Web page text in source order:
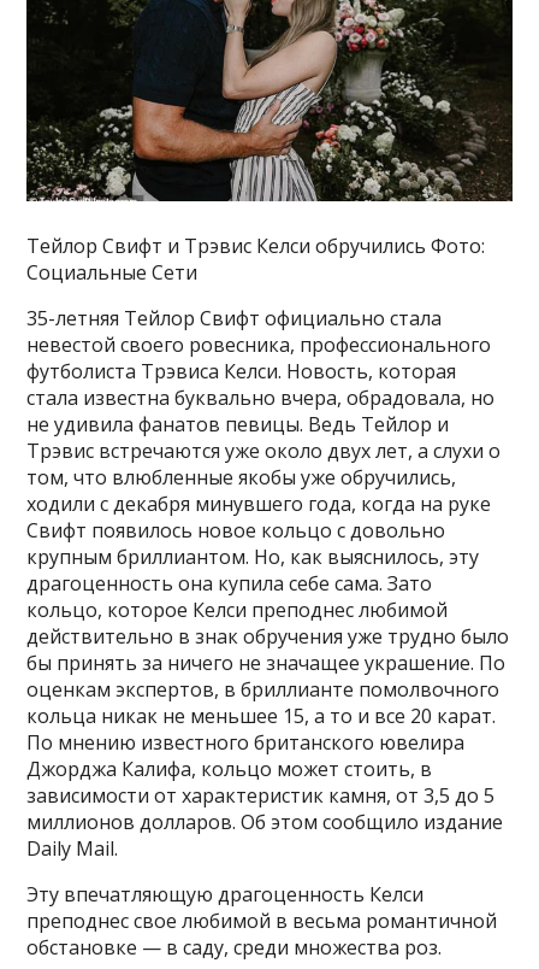
Тейлор Свифт и Трэвис Келси обручились Фото:
Социальные Сети
35-летняя Тейлор Свифт официально стала
невестой своего ровесника, профессионального
футболиста Трэвиса Келси. Новость, которая
стала известна буквально вчера, обрадовала, но
не удивила фанатов певицы. Ведь Тейлор и
Трэвис встречаются уже около двух лет, а слухи о
том, что влюбленные якобы уже обручились,
ходили с декабря минувшего года, когда на руке
Свифт появилось новое кольцо с довольно
крупным бриллиантом. Но, как выяснилось, эту
драгоценность она купила себе сама. Зато
кольцо, которое Келси преподнес любимой
действительно в знак обручения уже трудно было
бы принять за ничего не значащее украшение. По
оценкам экспертов, в бриллианте помолвочного
кольца никак не меньшее 15, а то и все 20 карат.
По мнению известного британского ювелира
Джорджа Калифа, кольцо может стоить, в
зависимости от характеристик камня, от 3,5 до 5
миллионов долларов. Об этом сообщило издание
Daily Mail.
Эту впечатляющую драгоценность Келси
преподнес свое любимой в весьма романтичной
обстановке — в саду, среди множества роз.